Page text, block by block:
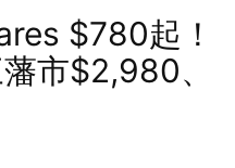
$780起！
市$2,980、